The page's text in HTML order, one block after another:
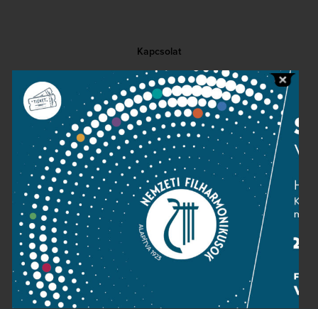
Kapcsolat
Közérdekű adatok
Sajtószoba
Adatvédelem
Impresszum
NEMZETI
FILHARMONIKUSOK